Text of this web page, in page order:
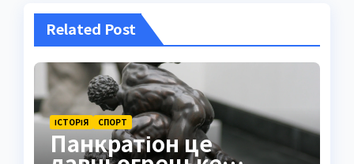
Related Post
ІСТОРІЯ СПОРТ
Панкратіон це